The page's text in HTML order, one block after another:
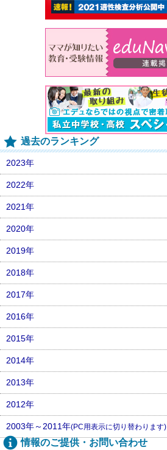
過去のランキング
2023年
2022年
2021年
2020年
2019年
2018年
2017年
2016年
2015年
2014年
2013年
2012年
2003年～2011年(PC用表示に切り替わります)
情報のご提供・お問い合わせ